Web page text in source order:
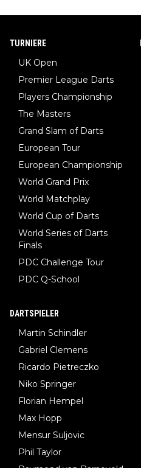
TURNIERE
UK Open
Premier League Darts
Players Championship
The Masters
Grand Slam of Darts
European Tour
European Championship
World Grand Prix
World Matchplay
World Cup of Darts
World Series of Darts
Finals
PDC Challenge Tour
PDC Q-School
DARTSPIELER
Martin Schindler
Gabriel Clemens
Ricardo Pietreczko
Niko Springer
Florian Hempel
Max Hopp
Mensur Suljovic
Phil Taylor